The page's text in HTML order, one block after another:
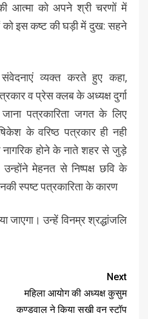
की आत्मा को अपने श्री चरणों में
इस कष्ट की घड़ी में दुख: सहने
व्यक्त करते हुए कहा,
व प्रेस क्लब के अध्यक्ष दुर्गा
पत्रकारिता जगत के लिए
के वरिष्ठ पत्रकार ही नही
होने के नाते शहर से जुड़े
उन्होंने मेहनत से निष्पक्ष छवि के
स्पष्ट पत्रकारिता के कारण
जाएगा। उन्हें विनम्र श्रद्धांजलि
Next
महिला आयोग की अध्यक्ष कुसुम
कण्डवाल ने किया सखी वन स्टॉप